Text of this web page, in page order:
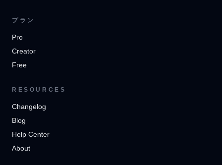
プラン
Pro
Creator
Free
RESOURCES
Changelog
Blog
Help Center
About